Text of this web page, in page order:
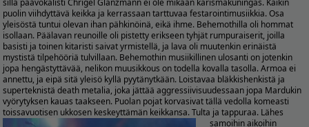
sillä päävokalisti Chrigel Glanzmann ei ole mikään karismakuningas. Kaikin
puolin viihdyttävä keikka ja kerrassaan tarttuvaa festarointimusiikkia. Osa
yleisöstä tuntui olevan ihan pähkinöinä, eikä ihme. Behemothilla oli hommat
isollaan. Päälavan reunoille oli pistetty erikseen tyhjät rumpuraiserit, joilla
basisti ja toinen kitaristi saivat yrmistellä, ja lava oli muutenkin erinäistä
mystistä tilpehööriä tulvillaan. Behemothin musiikillinen ulosanti on jotenkin
jopa hengästyttävää, nelikon muusikkous on todella kovalla tasolla. Armoa ei
annettu, ja eipä sitä yleisö kyllä pyytänytkään. Loistavaa bläkkishenkistä ja
superteknistä death metalia, joka jättää aggressiivisuudessaan jopa Mardukin
vyörytyksen kauas taakseen. Puolan pojat korvasivat tällä vedolla komeasti
toissavuotisen ukkosen keskeyttämän keikkansa. Tulta ja tappuraa. Lähes
samoihin aikoihin